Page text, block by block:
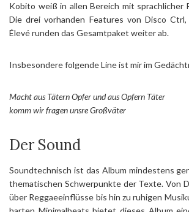
Kobito weiß in allen Bereich mit sprachlicher
Die drei vorhanden Features von Disco
Élevé runden das Gesamtpaket weiter ab.
Insbesondere folgende Line ist mir im
Macht aus Tätern Opfer und aus Opfern Täter
komm wir fragen unsre Großväter
Der Sound
Soundtechnisch ist das Album mindestens
thematischen Schwerpunkte der Texte. Von
über Reggaeeinflüsse bis hin zu ruhigen